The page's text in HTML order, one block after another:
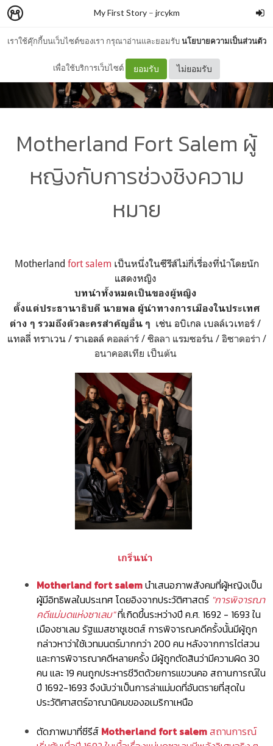
เราใช้คุ๊กกี้บนเว็บไซต์ของเรา กรุณาอ่านและยอมรับนโยบายความเป็นส่วนตัว
เพื่อใช้บริการเว็บไซต์ ยอมรับ ไม่ยอมรับ
My First Story– jrcykm
Motherland Fort Salem ผู้
หญิงกับการช่วงชิงความ
หมาย
Motherland fort salem เป็นหนึ่งในซีรีส์ไม่กี่เรื่องที่นำโดยนัก
แสดงหญิง
บทนำทั้งหมดเป็นของผู้หญิง
ตั้งแต่ประธานาธิบดี นายพล ผู้นำทางการเมืองในประเทศ
ต่าง ๆ รวมถึงตัวละครสำคัญอื่น ๆ เช่น อบิเกล เบลล์เวเทอร์ /
แทลลี่ ทราเวน / ราเอลล์ คอลล่าร์ / ซิลลา แรมซอร์น / อิซาดอร่า /
อนาคอสเทีย เป็นต้น
เกริ่นนำ
Motherland fort salemนำเสนอภาพสังคมที่ผู้หญิงเป็น
ผู้มีอิทธิพลในประเทศ โดยอิงจากประวัติศาสตร์ "การพิจารณา
คดีแม่มดแห่งซาเลม"ที่เกิดขึ้นระหว่างปี ค.ศ. 1692 - 1693 ใน
เมืองซาเลม รัฐแมสซาชูเซตส์ การพิจารณคดีครั้งนั้นมีผู้ถูก
กล่าวหาว่าใช้เวทมนตร์มากกว่า 200 คน หลังจากการไต่สวน
และการพิจารณาคดีหลายครั้ง มีผู้ถูกตัดสินว่ามีความผิด 30
คน และ 19 คนถูกประหารชีวิตด้วยการแขวนคอ สถานการณ์ใน
ปี 1692-1693 จึงนับว่าเป็นการล่าแม่มดที่อันตรายที่สุดใน
ประวัติศาสตร์อาณานิคมของอเมริกาเหนือ
ตัดภาพมาที่ซีรีส์ Motherland fort salemสถานการณ์